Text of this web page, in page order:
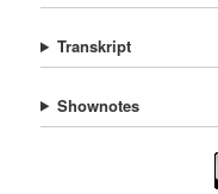
Transkript
Shownotes